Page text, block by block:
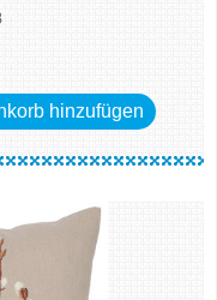
hinzufügen